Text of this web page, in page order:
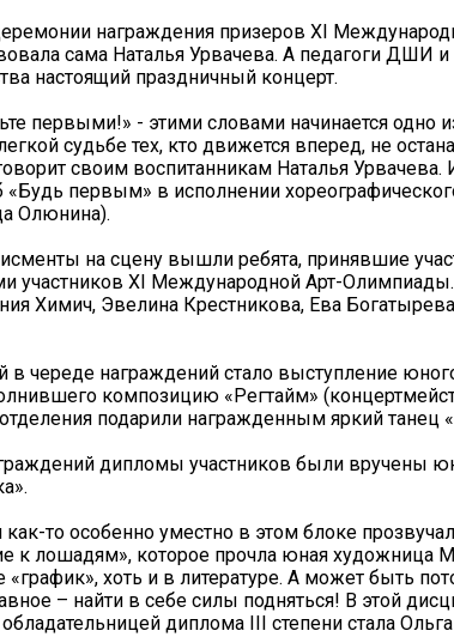
награждения призеров XI
сама Наталья Урвачева. А педагоги ДШИ
настоящий праздничный концерт.
первыми!» - этими словами начинается одно
судьбе тех, кто движется вперед, не
своим воспитанникам Наталья
первым» в исполнении
Олюнина).
на сцену вышли ребята, принявшие
участников XI Международной Арт-
Химич, Эвелина Крестникова, Ева
в череде награждений стало выступление
композицию «Регтайм»
подарили награжденным яркий танец
дипломы участников были вручены
то особенно уместно в этом блоке
к лошадям», которое прочла юная художница
хоть и в литературе. А может быть
– найти в себе силы подняться! В этой
диплома III степени стала Ольга